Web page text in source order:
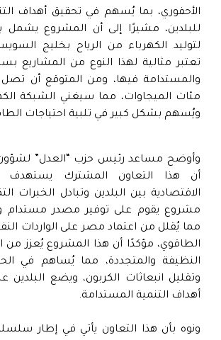
الأحفوري، بما يُسهم في تحقيق أهداف
للبلدين، مشيرًا إلى أن المشروع يشمل
لتوليد الكهرباء من الرياح بخليج
تعتبر مثالية لهذا النوع من المشاريع
والمستدامة فيها، ومن المتوقع أن تصل
مئات الميجاوات، مما سيغني الشبكة
ويُسهم بشكل كبير في تلبية احتياجات
وأوضح مساعد رئيس حزب “العدل” لشؤون
أن هذا التعاون المشترك يستهدف
الاقتصادية بين البلدين وتبادل الخبرات
مشروع يقوم على توفير مصدر مستدام
مما يُقلل من اعتماد مصر على الواردات
الطاقوي، مؤكدًا أن هذا المشروع يُعزز من
النظيفة والمتجددة، مما يُساهم في
وتقليل انبعاثات الكربون، ويضع
أهداف التنمية المستدامة.
ونوه بأن هذا التعاون يأتي في إطار